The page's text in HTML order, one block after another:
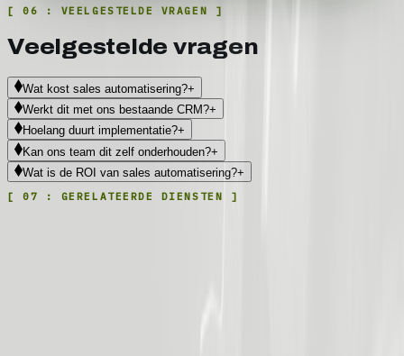
[06 : VEELGESTELDE VRAGEN ]
Veelgestelde vragen
Wat kost sales automatisering?+
Werkt dit met ons bestaande CRM?+
Hoelang duurt implementatie?+
Kan ons team dit zelf onderhouden?+
Wat is de ROI van sales automatisering?+
[07 : GERELATEERDE DIENSTEN ]